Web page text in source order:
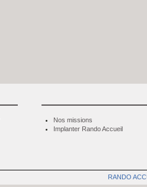
Nos missions
Implanter Rando Accueil
RANDO